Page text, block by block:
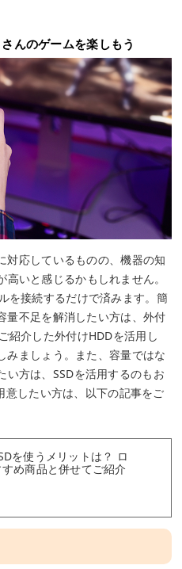
んのゲームを楽しもう
対応しているものの、機器の知
いと感じるかもしれません。
を接続するだけで済みます。簡
量不足を解消したい方は、外付
紹介した外付けHDDを活用し
みましょう。また、容量ではな
い方は、SSDを活用するのもお
意したい方は、以下の記事をご
を使うメリットは？ ロ
め商品と併せてご紹介